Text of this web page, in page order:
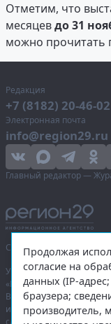
Отметим, что
месяцевдо 31
можно прочитать
Редакция
+7 (8182) 20-46-02
Электронная почта
info@region29.ru
Главный редактор —
Сетевое издание
Учредитель — общество
«Правда Севера».
Выписка из реестра
информации:ЭЛ № ФС
Продолжая
согласие на
данных (IP-
браузера;
производитель,